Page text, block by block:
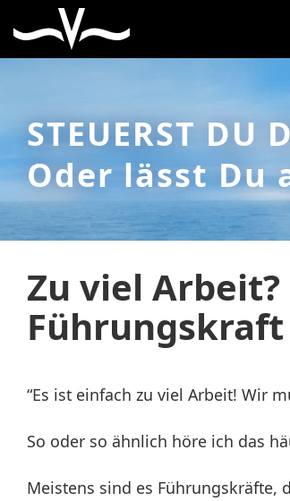
STEUERST DU
Oder lässt Du
Zu viel Arbeit?
“Es ist einfach zu viel Arbeit! Wir
So oder so ähnlich höre ich das
Meistens sind es Führungskräfte,